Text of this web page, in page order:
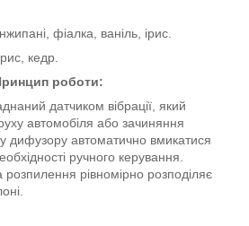
фіалка, ваніль, ірис.
кедр.
роботи:
датчиком вібрації, який
автомобіля або зачиняння
дифузору автоматично вмикатися
ручного керування.
розпилення рівномірно розподіляє